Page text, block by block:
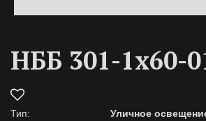
НББ 301-1х60-
Тип:
Уличное